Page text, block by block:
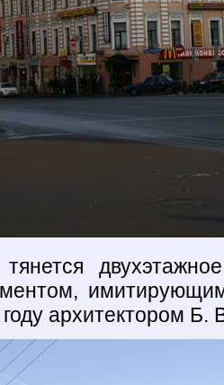
архитектором Б.